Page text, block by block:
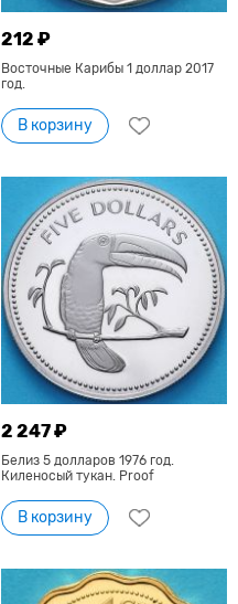
212 ₽
Восточные Карибы 1 доллар 2017
год.
В корзину
2 247 ₽
Белиз 5 долларов 1976 год.
Киленосый тукан. Proof
В корзину